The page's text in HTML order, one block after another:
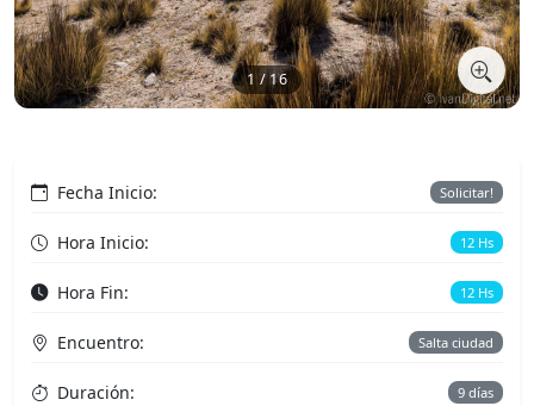
1 / 16
Fecha Inicio: Solicitar!
Hora Inicio: 12 Hs
Hora Fin: 12 Hs
Encuentro: Salta ciudad
Duración: 9 días